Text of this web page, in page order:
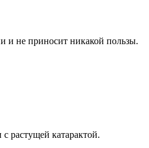
и не приносит никакой пользы.
растущей катарактой.